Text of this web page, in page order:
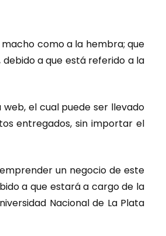
como a la hembra; que
a que está referido a la
el cual puede ser llevado
entregados, sin importar el
un negocio de este
a que estará a cargo de la
Nacional de La Plata